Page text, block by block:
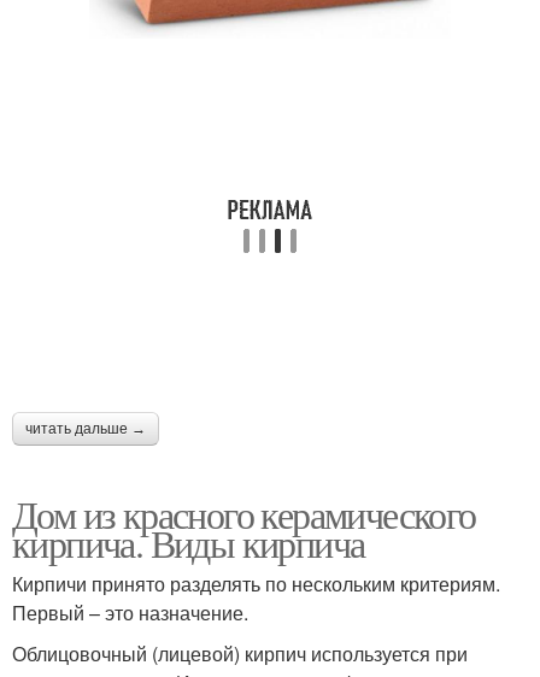
читать дальше →
Дом из красного керамического
кирпича. Виды кирпича
Кирпичи принято разделять по нескольким критериям.
Первый – это назначение.
Облицовочный (лицевой) кирпич используется при